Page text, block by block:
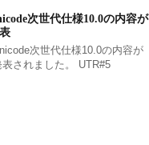
次世代仕様10.0の内容が
次世代仕様10.0の内容が
表されました。 UTR#5